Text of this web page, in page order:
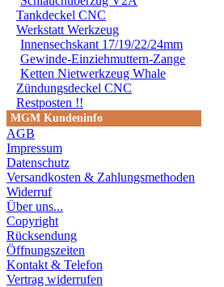
Tankdeckel CNC
Werkstatt Werkzeug
Innensechskant 17/19/22/24mm
Gewinde-Einziehmuttern-Zange
Ketten Nietwerkzeug Whale
Zündungsdeckel CNC
Restposten !!
MGM Kundeninfo
AGB
Impressum
Datenschutz
Versandkosten & Zahlungsmethoden
Widerruf
Über uns...
Copyright
Rücksendung
Öffnungszeiten
Kontakt & Telefon
Vertrag widerrufen